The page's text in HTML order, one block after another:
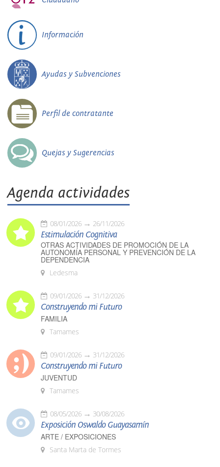
Información
Ayudas y Subvenciones
Perfil de contratante
Quejas y Sugerencias
Agenda actividades
08/01/2026 26/11/2026
Estimulación Cognitiva
OTRAS ACTIVIDADES DE PROMOCIÓN DE LA
AUTONOMÍA PERSONAL Y PREVENCIÓN DE LA
DEPENDENCIA
Ledesma
09/01/2026 31/12/2026
Construyendo mi Futuro
FAMILIA
Tamames
09/01/2026 31/12/2026
Construyendo mi Futuro
JUVENTUD
Tamames
08/05/2026 30/08/2026
Exposición Oswaldo Guayasamín
ARTE / EXPOSICIONES
Santa Marta de Tormes